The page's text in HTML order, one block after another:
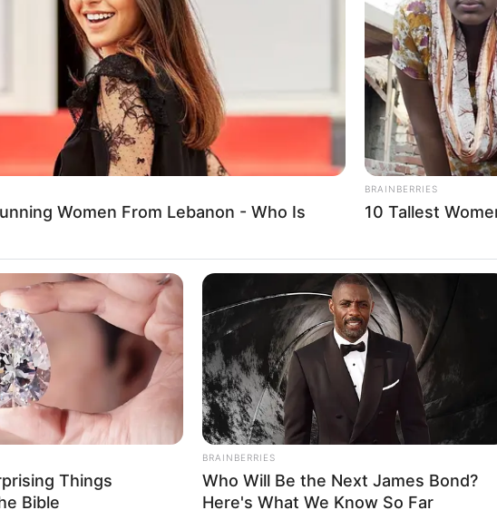
Fique informado em tempo real sobre as principais notícias de
Clique aqui para entrar no grupo
Women From Lebanon - Who Is
BRAINBERRIES
10 Tallest
Things
Bible
BRAINBERRIES
Who Will Be the Next James Bond?
Here's What We Know So Far